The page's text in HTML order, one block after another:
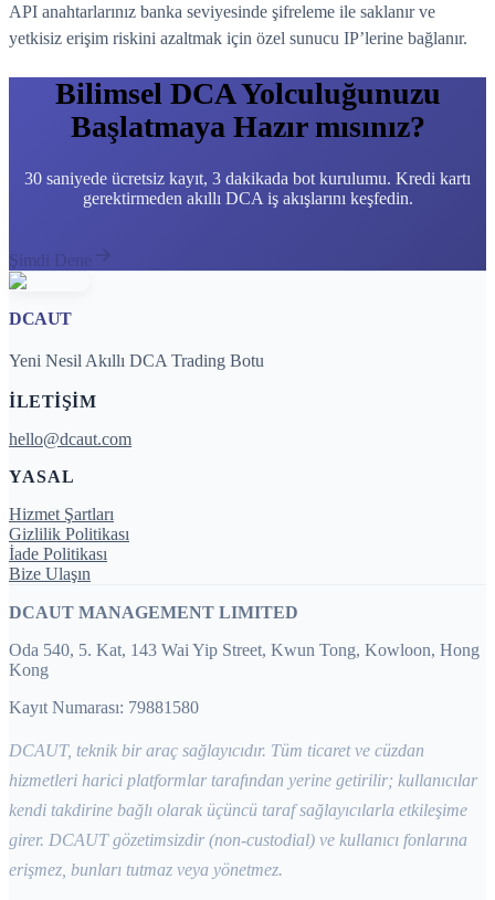
API anahtarlarınız banka seviyesinde şifreleme ile saklanır ve
yetkisiz erişim riskini azaltmak için özel sunucu IP’lerine bağlanır.
Bilimsel DCA Yolculuğunuzu
Başlatmaya Hazır mısınız?
30 saniyede ücretsiz kayıt, 3 dakikada bot kurulumu. Kredi kartı
gerektirmeden akıllı DCA iş akışlarını keşfedin.
Şimdi Dene
DCAUT
Yeni Nesil Akıllı DCA Trading Botu
İLETIŞIM
hello@dcaut.com
YASAL
Hizmet Şartları
Gizlilik Politikası
İade Politikası
Bize Ulaşın
DCAUT MANAGEMENT LIMITED
Oda 540, 5. Kat, 143 Wai Yip Street, Kwun Tong, Kowloon, Hong
Kong
Kayıt Numarası: 79881580
DCAUT, teknik bir araç sağlayıcıdır. Tüm ticaret ve cüzdan
hizmetleri harici platformlar tarafından yerine getirilir; kullanıcılar
kendi takdirine bağlı olarak üçüncü taraf sağlayıcılarla etkileşime
girer. DCAUT gözetimsizdir (non-custodial) ve kullanıcı fonlarına
erişmez, bunları tutmaz veya yönetmez.